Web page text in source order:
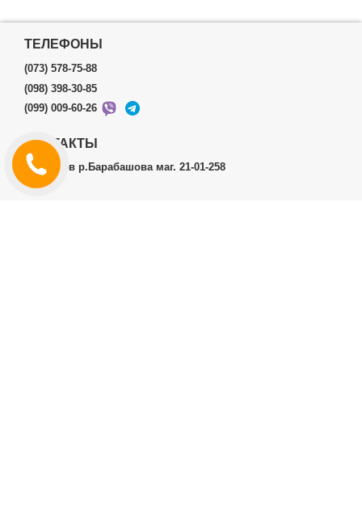
ТЕЛЕФОНЫ
(073) 578-75-88
(098) 398-30-85
(099) 009-60-26
КОНТАКТЫ
г.Харьков р.Барабашова маг. 21-01-258